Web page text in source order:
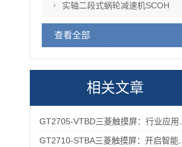
实轴二段式蜗轮减速机SCOH
查看全部
相关文章